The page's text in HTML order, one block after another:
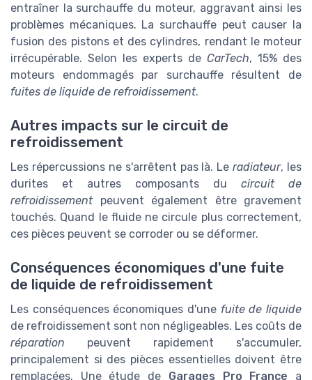
entraîner la surchauffe du moteur, aggravant ainsi les
problèmes mécaniques. La surchauffe peut causer la
fusion des pistons et des cylindres, rendant le moteur
irrécupérable. Selon les experts de CarTech, 15% des
moteurs endommagés par surchauffe résultent de
fuites de liquide de refroidissement.
Autres impacts sur le circuit de
refroidissement
Les répercussions ne s'arrêtent pas là. Leradiateur, les
durites et autres composants du circuit de
refroidissementpeuvent également être gravement
touchés. Quand le fluide ne circule plus correctement,
ces pièces peuvent se corroder ou se déformer.
Conséquences économiques d'une fuite
de liquide de refroidissement
Les conséquences économiques d'une fuite de liquide
de refroidissement sont non négligeables. Les coûts de
réparation peuvent rapidement s'accumuler,
principalement si des pièces essentielles doivent être
remplacées. Une étude de Garages Pro France a